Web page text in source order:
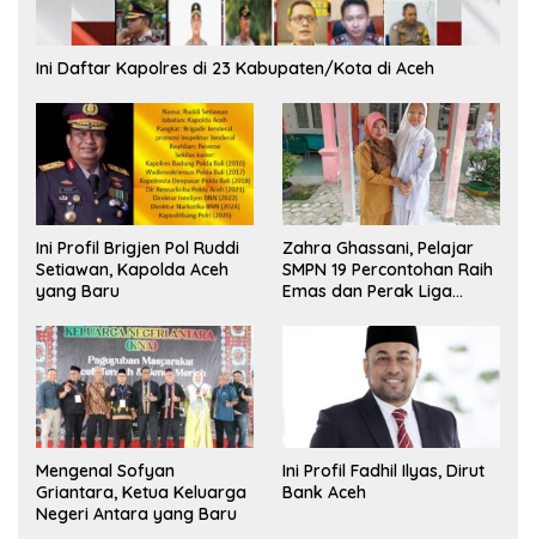
Ini Daftar Kapolres di 23 Kabupaten/Kota di Aceh
Ini Profil Brigjen Pol Ruddi
Setiawan, Kapolda Aceh
yang Baru
Zahra Ghassani, Pelajar
SMPN 19 Percontohan Raih
Emas dan Perak Liga
Mengenal Sofyan
Griantara, Ketua Keluarga
Negeri Antara yang Baru
Ini Profil Fadhil Ilyas, Dirut
Bank Aceh